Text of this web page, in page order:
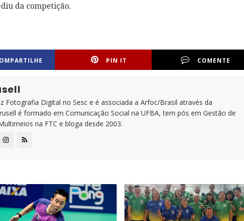
da competição.
PIN IT COMENTE
Fotografia Digital no Sesc e é associada a Arfoc/Brasil através da
é formado em Comunicação Social na UFBA, tem pós em Gestão de
na FTC e bloga desde 2003.